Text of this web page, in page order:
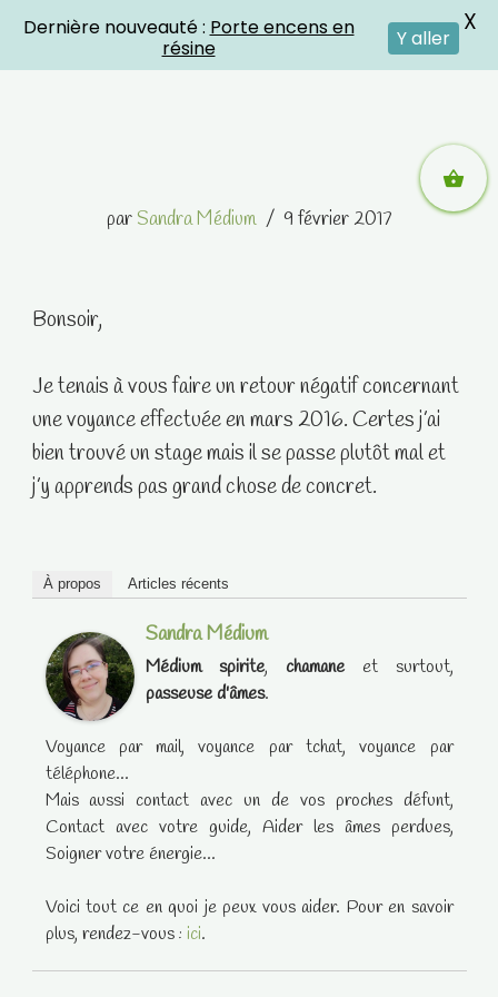
par Sandra Médium 9 février 2017
Bonsoir,
Je tenais à vous faire un retour négatif concernant
une voyance effectuée en mars 2016. Certes j’ai
bien trouvé un stage mais il se passe plutôt mal et
j’y apprends pas grand chose de concret.
À propos Articles récents
Sandra Médium
Médium spirite, chamaneet surtout,
passeuse d'âmes.
Voyance par mail, voyance par tchat, voyance par
téléphone...
Mais aussi contact avec un de vos proches défunt,
Contact avec votre guide, Aider les âmes perdues,
Soigner votre énergie...
Voici tout ce en quoi je peux vous aider. Pour en savoir
plus, rendez-vous : ici.
Dernière nouveauté : Porte encens en
résine
Y aller
X
Crystal Energies